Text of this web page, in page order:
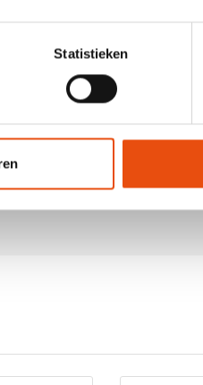
Statistieken
40 + 10 x 35 cm.
Ökologisch
Nachhaltig
Recycelt